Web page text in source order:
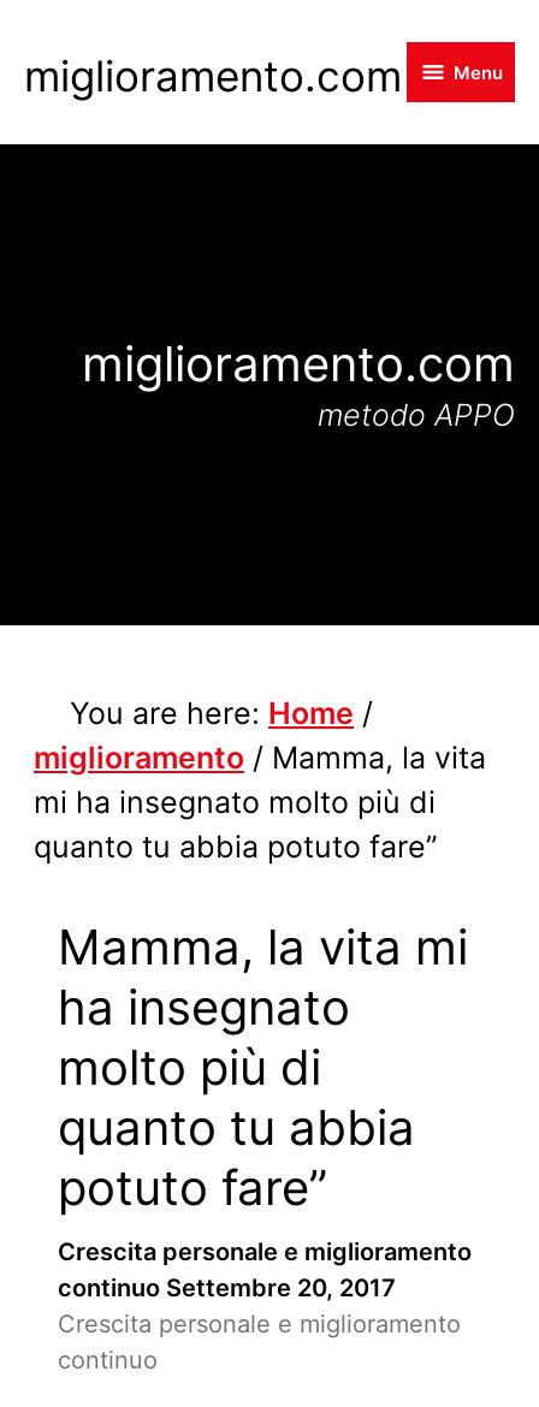
to
content
miglioramento.com Menu
miglioramento.com
metodo APPO
You are here: Home /
miglioramento / Mamma, la vita
mi ha insegnato molto più di
quanto tu abbia potuto fare”
Mamma, la vita mi
ha insegnato
molto più di
quanto tu abbia
potuto fare”
Crescita personale e miglioramento
continuo Settembre 20, 2017
Crescita personale e miglioramento
continuo